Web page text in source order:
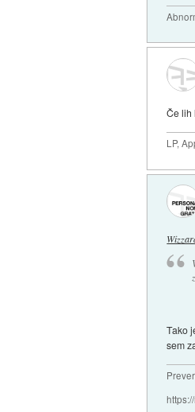
Če lih
LP,
Tako
sem